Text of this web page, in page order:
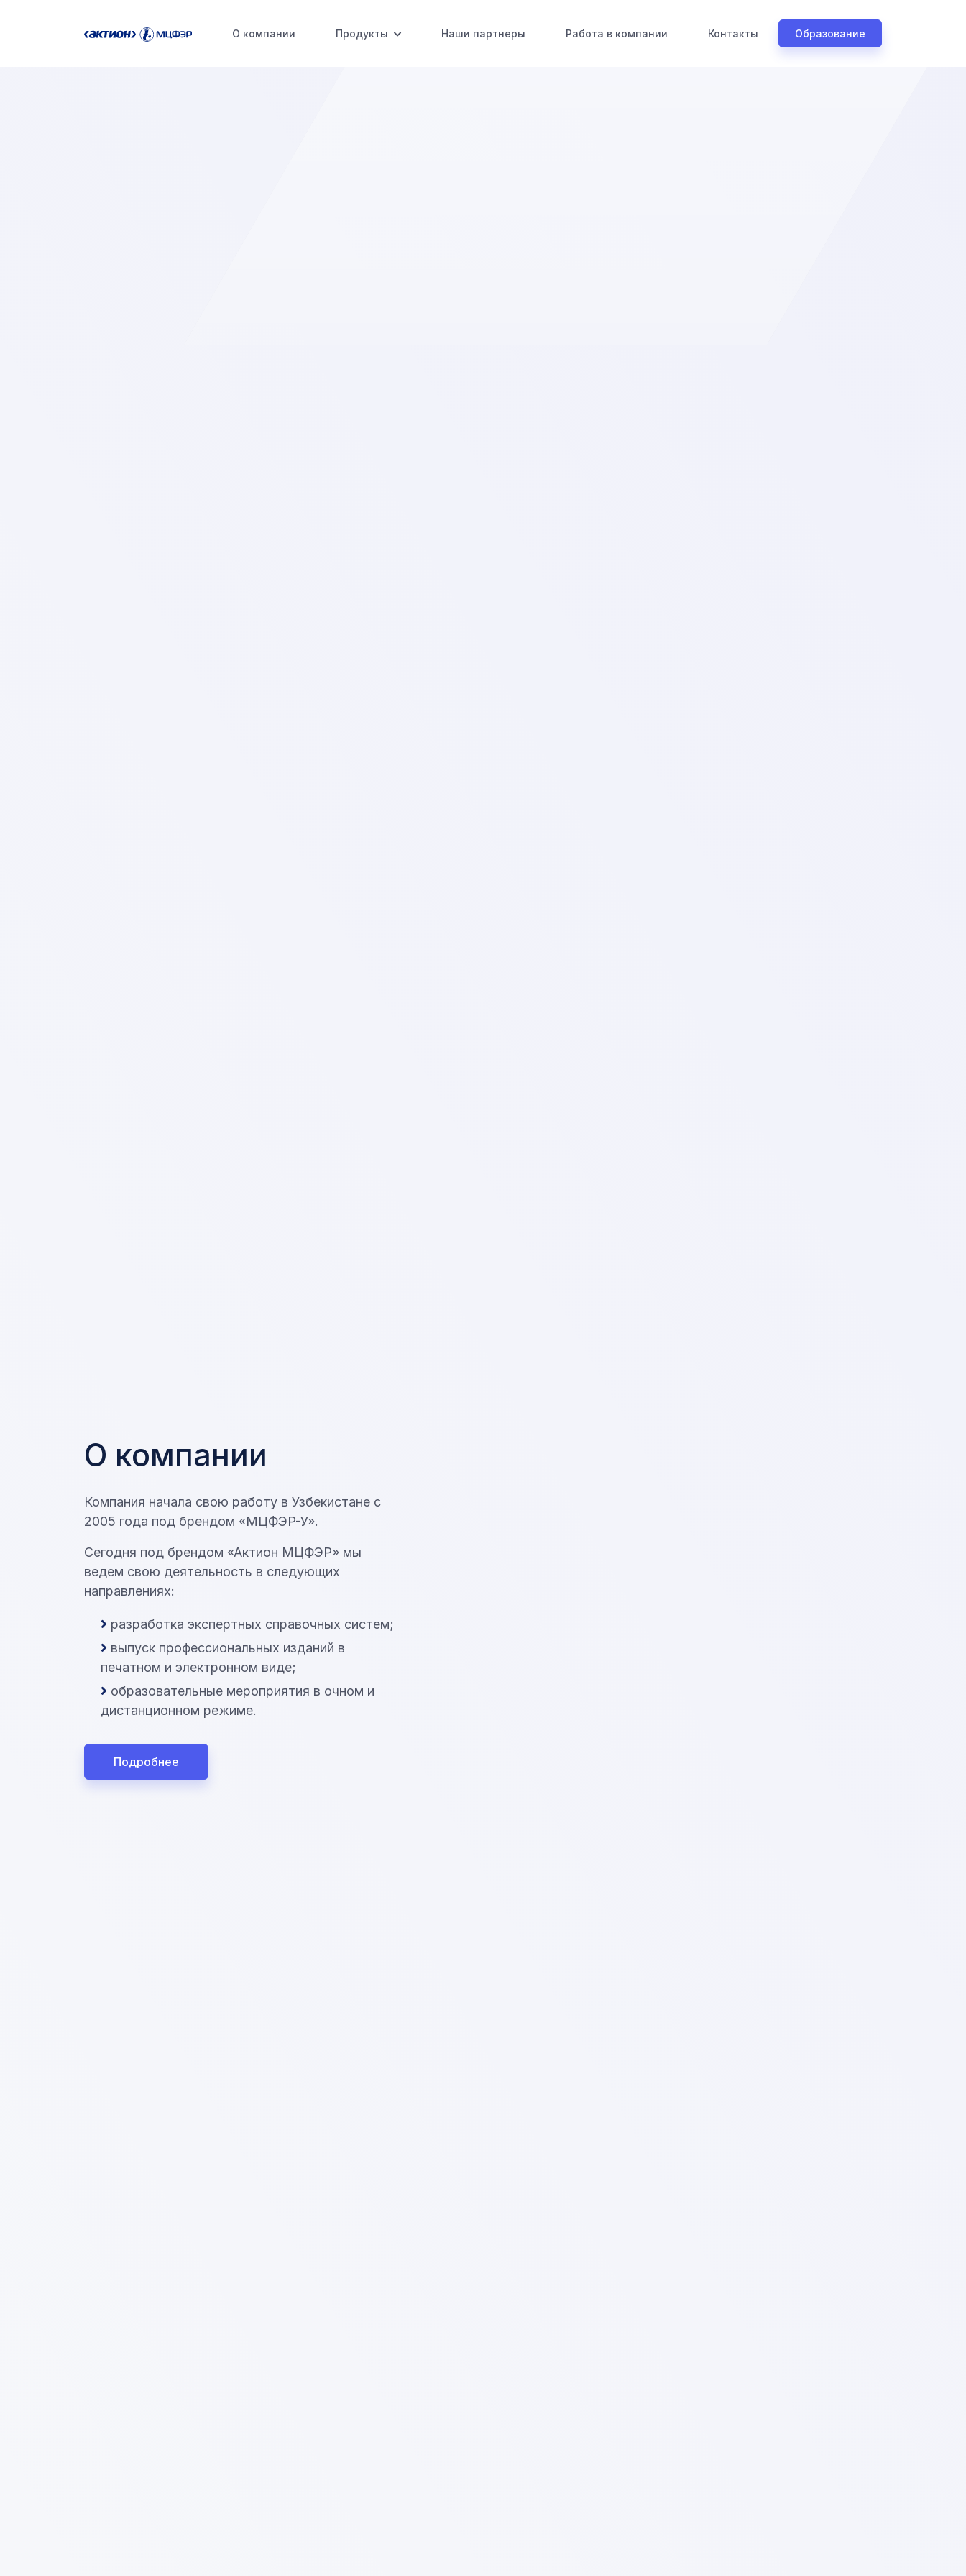
О компании Продукты Наши партнеры Работа в компании Контакты Образование
О компании
Компания начала свою работу в Узбекистане с
2005 года под брендом «МЦФЭР-У».
Сегодня под брендом «Актион МЦФЭР» мы
ведем свою деятельность в следующих
направлениях:
разработка экспертных справочных систем;
выпуск профессиональных изданий в
печатном и электронном виде;
образовательные мероприятия в очном и
дистанционном режиме.
Подробнее